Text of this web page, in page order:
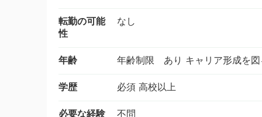
転勤の可能
性
なし
年齢 年齢制限 あり キャリア形成を図
学歴 必須 高校以上
必要な経験 不問